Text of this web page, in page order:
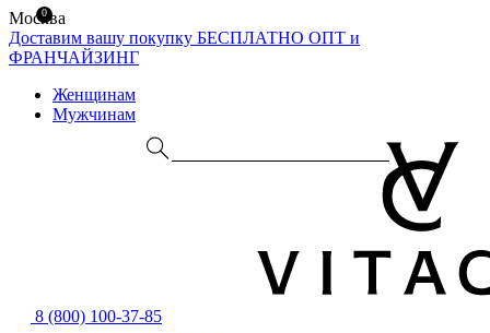
Москва
Доставим вашу покупку БЕСПЛАТНО ОПТ и
ФРАНЧАЙЗИНГ
Женщинам
Мужчинам
8 (800) 100-37-85
0